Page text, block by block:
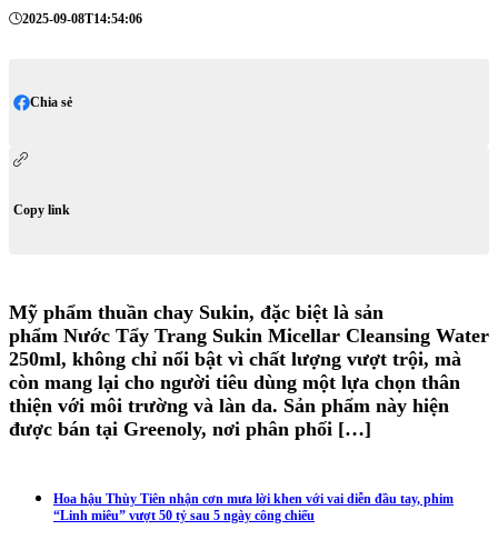
2025-09-08T14:54:06
Chia sẻ
Copy link
Mỹ phẩm thuần chay Sukin, đặc biệt là sản
phẩm Nước Tẩy Trang Sukin Micellar Cleansing Water
250ml, không chỉ nổi bật vì chất lượng vượt trội, mà
còn mang lại cho người tiêu dùng một lựa chọn thân
thiện với môi trường và làn da. Sản phẩm này hiện
được bán tại Greenoly, nơi phân phối […]
Hoa hậu Thùy Tiên nhận cơn mưa lời khen với vai diễn đầu tay, phim
“Linh miêu” vượt 50 tỷ sau 5 ngày công chiếu